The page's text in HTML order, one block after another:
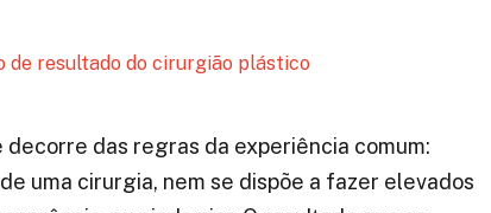
de resultado do cirurgião plástico
decorre das regras da experiência comum:
uma cirurgia, nem se dispõe a fazer elevados